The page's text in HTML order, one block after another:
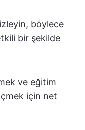
böylece
bir şekilde
ve eğitim
için net